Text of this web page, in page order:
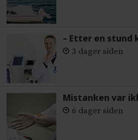
– Etter en stund
3 dager siden
Mistanken var
6 dager siden